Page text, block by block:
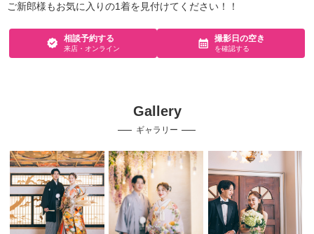
ご新郎様もお気に入りの1着を見付けてください！！
相談予約する
来店・オンライン
撮影日の空き
を確認する
Gallery
ギャラリー